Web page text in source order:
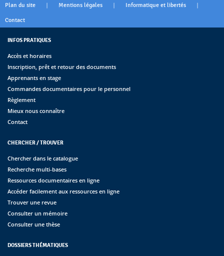
Plan du site | Mentions légales | Informatique et libertés |
Contact
INFOS PRATIQUES
Accès et horaires
Inscription, prêt et retour des documents
Apprenants en stage
Commandes documentaires pour le personnel
Règlement
Mieux nous connaître
Contact
CHERCHER / TROUVER
Chercher dans le catalogue
Recherche multi-bases
Ressources documentaires en ligne
Accéder facilement aux ressources en ligne
Trouver une revue
Consulter un mémoire
Consulter une thèse
DOSSIERS THÉMATIQUES